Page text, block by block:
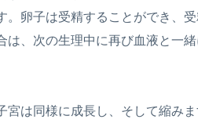
卵子は受精することができ、
は、次の生理中に再び血液と一
は同様に成長し、そして縮み